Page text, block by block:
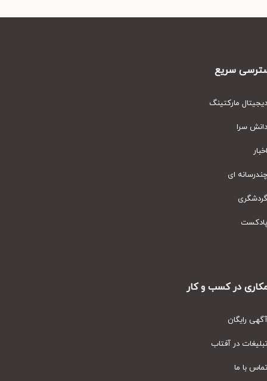
سریع
مارکتینگ
سرا
ای
در کسب و کار
رایگان
در آفتاب
با ما